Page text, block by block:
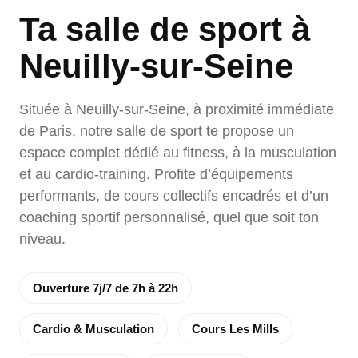
Magenta 10ème
Charonne 11 ème
ème
Bastille 12ème
Nation 12ème
Picpus 12ème
Tolbiac 13ème
Olympiades 13
ème
Saint-Jacques 14ème
Lecourbe 15ème
Danses
Running
Mini-club
Juniors – Ados
Ta salle de sport à
Neuilly-sur-Seine
Située à Neuilly-sur-Seine, à proximité immédiate
de Paris, notre salle de sport te propose un
espace complet dédié au fitness, à la musculation
et au cardio-training. Profite d’équipements
performants, de cours collectifs encadrés et d’un
coaching sportif personnalisé, quel que soit ton
niveau.
Ouverture 7j/7 de 7h à 22h
Cardio & Musculation Cours Les Mills